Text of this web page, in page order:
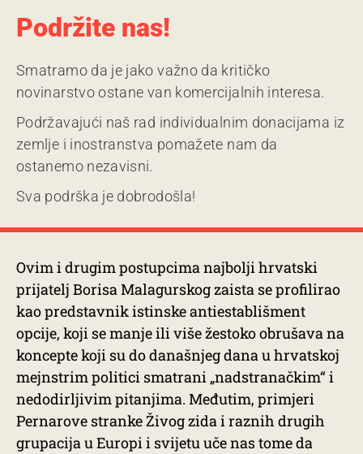
Podržite nas!
Smatramo da je jako važno da kritičko
novinarstvo ostane van komercijalnih interesa.
Podržavajući naš rad individualnim donacijama iz
zemlje i inostranstva pomažete nam da
ostanemo nezavisni.
Sva podrška je dobrodošla!
Ovim i drugim postupcima najbolji hrvatski
prijatelj Borisa Malagurskog zaista se profilirao
kao predstavnik istinske antiestablišment
opcije, koji se manje ili više žestoko obrušava na
koncepte koji su do današnjeg dana u hrvatskoj
mejnstrim politici smatrani „nadstranačkim“ i
nedodirljivim pitanjima. Međutim, primjeri
Pernarove stranke Živog zida i raznih drugih
grupacija u Europi i svijetu uče nas tome da